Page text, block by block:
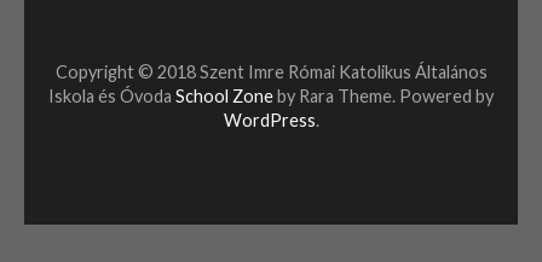
Copyright © 2018 Szent Imre Római Katolikus Általános
Iskola és Óvoda School Zoneby Rara Theme. Powered by
WordPress.